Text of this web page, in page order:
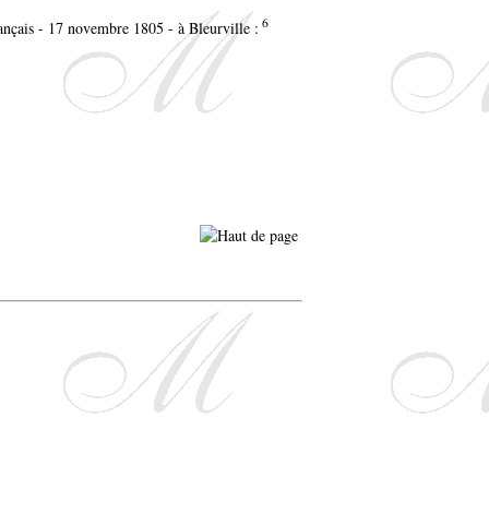
- 17 novembre 1805 - à Bleurville : 6